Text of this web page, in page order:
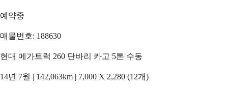
예약중
매물번호: 188630
현대 메가트럭 260 단바리 카고 5톤 수동
14년 7월 | 142,063km | 7,000 X 2,280 (12개)